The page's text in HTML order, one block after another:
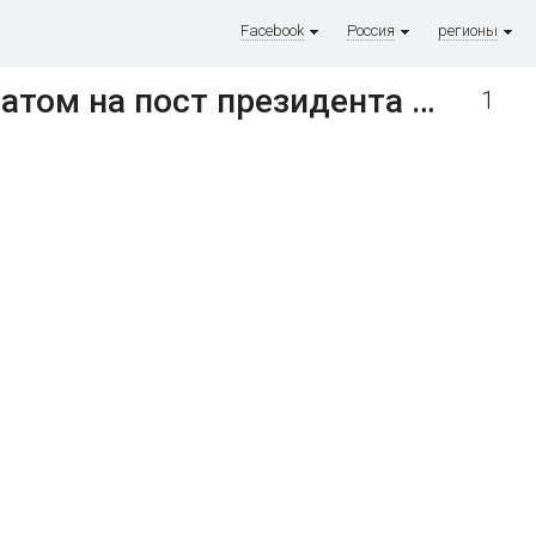
регионы
Россия
Facebook
1
«Гарольд, скрывающий боль» стал самым популярным кандидатом на пост президента Венгрии